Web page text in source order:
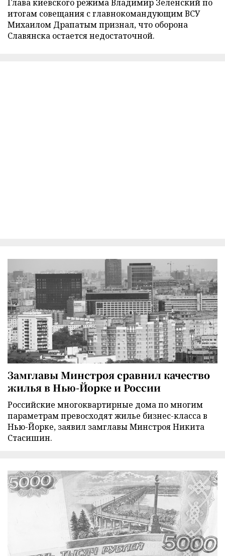
Глава киевского режима Владимир Зеленский по
итогам совещания с главнокомандующим ВСУ
Михаилом Драпатым признал, что оборона
Славянска остается недостаточной.
Замглавы Минстроя сравнил качество
жилья в Нью-Йорке и России
Российские многоквартирные дома по многим
параметрам превосходят жилье бизнес-класса в
Нью-Йорке, заявил замглавы Минстроя Никита
Стасишин.